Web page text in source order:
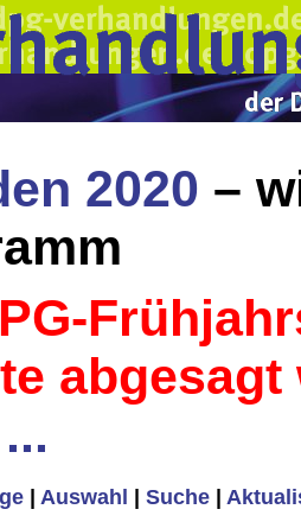
2020 –
| Auswahl | Suche |